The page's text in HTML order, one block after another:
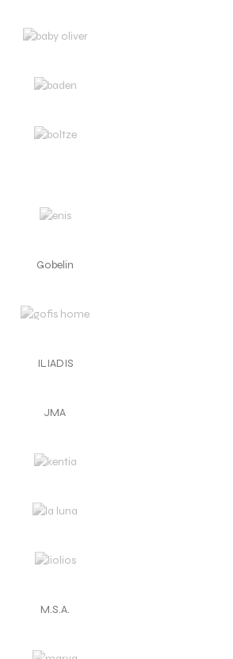
Gobelin
ILIADIS
JMA
M.S.A.